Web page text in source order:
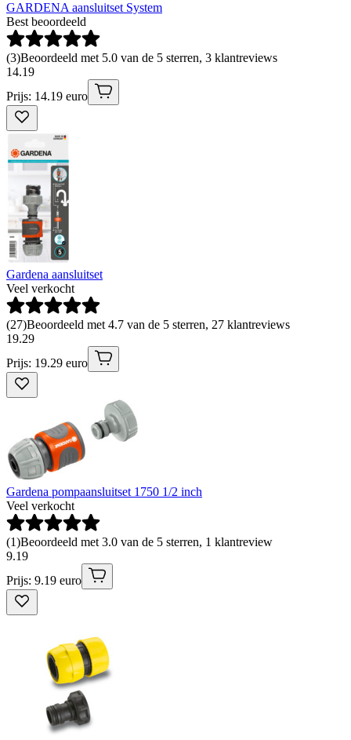
GARDENA aansluitset System
Best beoordeeld
(3)Beoordeeld met 5.0 van de 5 sterren, 3 klantreviews
14.19
Prijs: 14.19 euro
Gardena aansluitset
Veel verkocht
(27)Beoordeeld met 4.7 van de 5 sterren, 27 klantreviews
19.29
Prijs: 19.29 euro
Gardena pompaansluitset 1750 1/2 inch
Veel verkocht
(1)Beoordeeld met 3.0 van de 5 sterren, 1 klantreview
9.19
Prijs: 9.19 euro